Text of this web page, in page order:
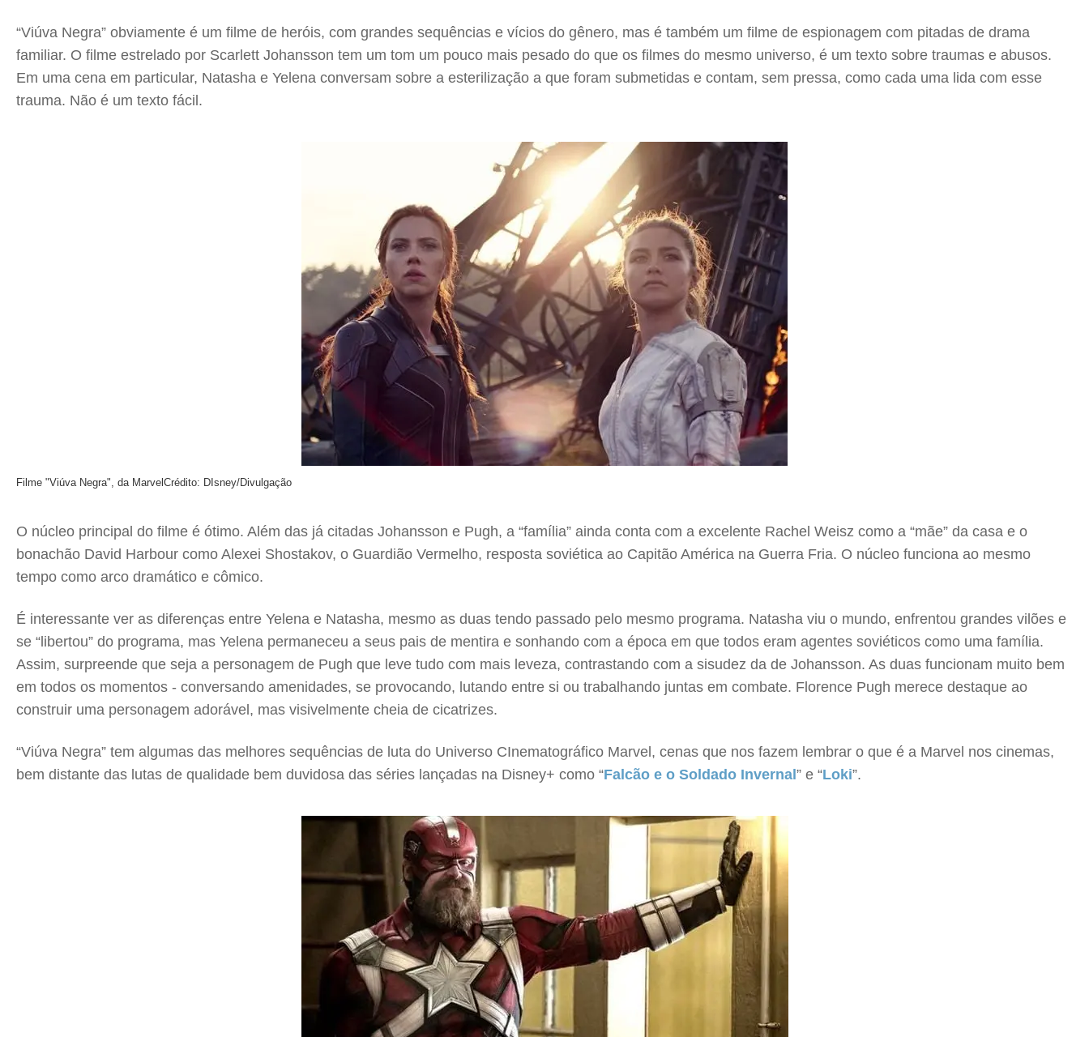
“Viúva Negra” obviamente é um filme de heróis, com grandes sequências e vícios do gênero, mas é também um filme de espionagem com pitadas de drama
familiar. O filme estrelado por Scarlett Johansson tem um tom um pouco mais pesado do que os filmes do mesmo universo, é um texto sobre traumas e abusos.
Em uma cena em particular, Natasha e Yelena conversam sobre a esterilização a que foram submetidas e contam, sem pressa, como cada uma lida com esse
trauma. Não é um texto fácil.
Filme "Viúva Negra", da Marvel Crédito: DIsney/Divulgação
O núcleo principal do filme é ótimo. Além das já citadas Johansson e Pugh, a “família” ainda conta com a excelente Rachel Weisz como a “mãe” da casa e o
bonachão David Harbour como Alexei Shostakov, o Guardião Vermelho, resposta soviética ao Capitão América na Guerra Fria. O núcleo funciona ao mesmo
tempo como arco dramático e cômico.
É interessante ver as diferenças entre Yelena e Natasha, mesmo as duas tendo passado pelo mesmo programa. Natasha viu o mundo, enfrentou grandes vilões e
se “libertou” do programa, mas Yelena permaneceu a seus pais de mentira e sonhando com a época em que todos eram agentes soviéticos como uma família.
Assim, surpreende que seja a personagem de Pugh que leve tudo com mais leveza, contrastando com a sisudez da de Johansson. As duas funcionam muito bem
em todos os momentos - conversando amenidades, se provocando, lutando entre si ou trabalhando juntas em combate. Florence Pugh merece destaque ao
construir uma personagem adorável, mas visivelmente cheia de cicatrizes.
“Viúva Negra” tem algumas das melhores sequências de luta do Universo CInematográfico Marvel, cenas que nos fazem lembrar o que é a Marvel nos cinemas,
bem distante das lutas de qualidade bem duvidosa das séries lançadas na Disney+ como “Falcão e o Soldado Invernal ” e “Loki”.